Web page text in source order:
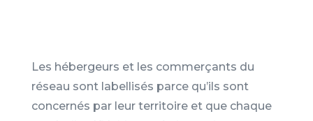
Les hébergeurs et les commerçants du
réseau sont labellisés parce qu’ils sont
concernés par leur territoire et que chaque